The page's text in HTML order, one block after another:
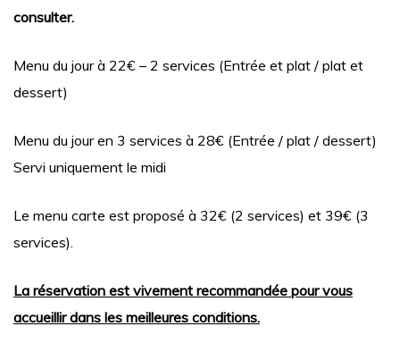
consulter.
Menu du jour à 22€ – 2 services (Entrée et plat / plat et
dessert)
Menu du jour en 3 services à 28€ (Entrée / plat / dessert)
Servi uniquement le midi
Le menu carte est proposé à 32€ (2 services) et 39€ (3
services).
La réservation est vivement recommandée pour vous
accueillir dans les meilleures conditions.